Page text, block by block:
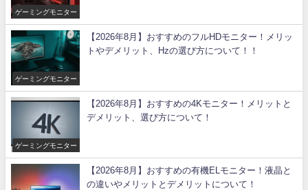
ゲーミングモニター
ゲーミングモニター
【2026年8月】おすすめのフルHDモニター！メリッ
トやデメリット、Hzの選び方について！！
ゲーミングモニター
【2026年8月】おすすめの4Kモニター！メリットと
デメリット、選び方について！
【2026年8月】おすすめの有機ELモニター！液晶と
の違いやメリットとデメリットについて！